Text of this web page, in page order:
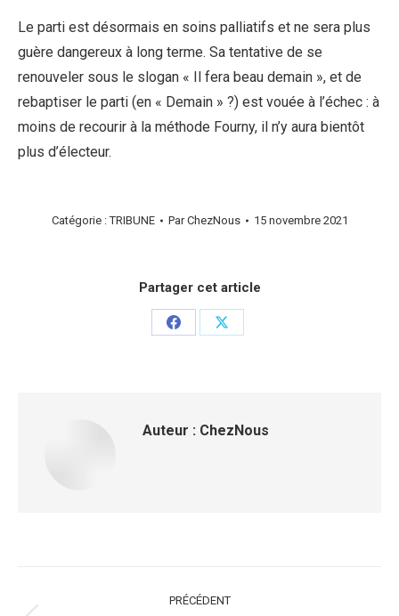
Le parti est désormais en soins palliatifs et ne sera plus
guère dangereux à long terme. Sa tentative de se
renouveler sous le slogan « Il fera beau demain », et de
rebaptiser le parti (en « Demain » ?) est vouée à l’échec : à
moins de recourir à la méthode Fourny, il n’y aura bientôt
plus d’électeur.
Catégorie :TRIBUNE ParChezNous 15 novembre 2021
Partager cet article
PartagerPartager
Auteur : ChezNous
PRÉCÉDENT